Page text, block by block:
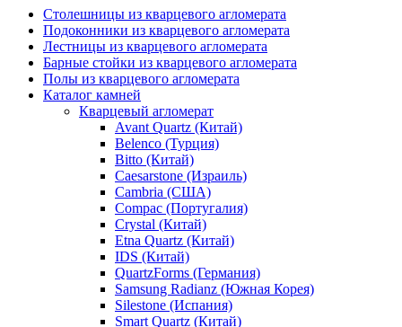
Столешницы из кварцевого агломерата
Подоконники из кварцевого агломерата
Лестницы из кварцевого агломерата
Барные стойки из кварцевого агломерата
Полы из кварцевого агломерата
Каталог камней
Кварцевый агломерат
Avant Quartz (Китай)
Belenco (Турция)
Bitto (Китай)
Caesarstone (Израиль)
Cambria (США)
Compac (Португалия)
Crystal (Китай)
Etna Quartz (Китай)
IDS (Китай)
QuartzForms (Германия)
Samsung Radianz (Южная Корея)
Silestone (Испания)
Smart Quartz (Китай)